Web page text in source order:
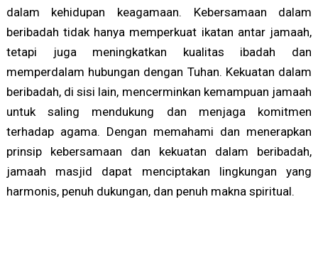
dalam kehidupan keagamaan. Kebersamaan dalam
beribadah tidak hanya memperkuat ikatan antar jamaah,
tetapi juga meningkatkan kualitas ibadah dan
memperdalam hubungan dengan Tuhan. Kekuatan dalam
beribadah, di sisi lain, mencerminkan kemampuan jamaah
untuk saling mendukung dan menjaga komitmen
terhadap agama. Dengan memahami dan menerapkan
prinsip kebersamaan dan kekuatan dalam beribadah,
jamaah masjid dapat menciptakan lingkungan yang
harmonis, penuh dukungan, dan penuh makna spiritual.